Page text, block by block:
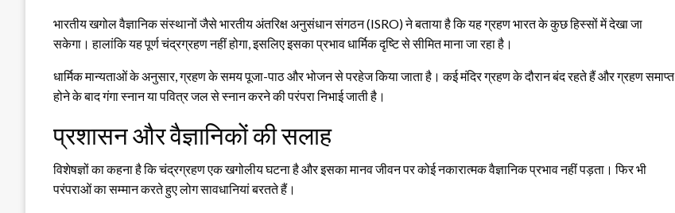
भारतीय खगोल वैज्ञानिक संस्थानों जैसेभारतीय अंतरिक्ष अनुसंधान संगठन(ISRO) ने बताया है कि यह ग्रहण भारत के कुछ हिस्सों में देखा जा
सकेगा। हालांकि यह पूर्ण चंद्रग्रहण नहीं होगा, इसलिए इसका प्रभाव धार्मिक दृष्टि से सीमित माना जा रहा है।
धार्मिक मान्यताओं के अनुसार, ग्रहण के समय पूजा-पाठ और भोजन से परहेज किया जाता है। कई मंदिर ग्रहण के दौरान बंद रहते हैं और ग्रहण समाप्त
होने के बाद गंगा स्नान या पवित्र जल से स्नान करने की परंपरा निभाई जाती है।
प्रशासन और वैज्ञानिकों की सलाह
विशेषज्ञों का कहना है कि चंद्रग्रहण एक खगोलीय घटना है और इसका मानव जीवन पर कोई नकारात्मक वैज्ञानिक प्रभाव नहीं पड़ता। फिर भी
परंपराओं का सम्मान करते हुए लोग सावधानियां बरतते हैं।